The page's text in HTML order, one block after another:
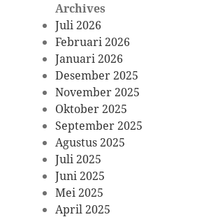
Archives
Juli 2026
Februari 2026
Januari 2026
Desember 2025
November 2025
Oktober 2025
September 2025
Agustus 2025
Juli 2025
Juni 2025
Mei 2025
April 2025